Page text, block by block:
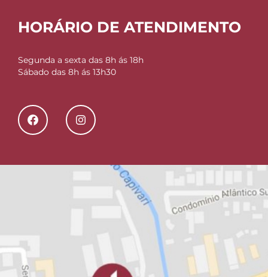
HORÁRIO DE ATENDIMENTO
Segunda a sexta das 8h ás 18h
Sábado das 8h ás 13h30